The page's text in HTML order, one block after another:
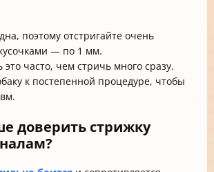
поэтому отстригайте очень
— по 1 мм.
часто, чем стричь много сразу.
к постепенной процедуре, чтобы
доверить стрижку